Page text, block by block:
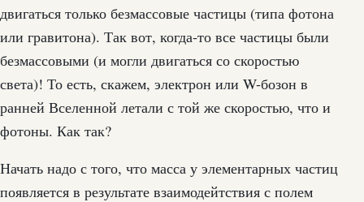
двигаться только безмассовые частицы (типа фотона
или гравитона). Так вот, когда-то все частицы были
безмассовыми (и могли двигаться со скоростью
света)! То есть, скажем, электрон или W-бозон в
ранней Вселенной летали с той же скоростью, что и
фотоны. Как так?
Начать надо с того, что масса у элементарных частиц
появляется в результате взаимодейтствия с полем